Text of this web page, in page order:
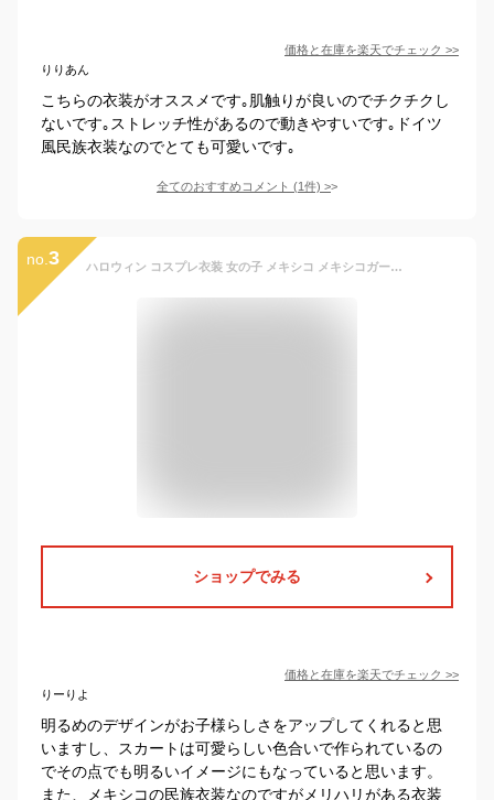
価格と在庫を楽天でチェック >>
りりあん
こちらの衣装がオススメです｡肌触りが良いのでチクチクし
ないです｡ストレッチ性があるので動きやすいです｡ドイツ
風民族衣装なのでとても可愛いです｡
全てのおすすめコメント (1件) >
no. 3 ハロウィン コスプレ衣装 女の子 メキシコ メキシコガール ドレス 民族衣装 コスチューム キッズ マキシワンピース ロング 女の子 おとぎ話 童話 cosplay 宴会 余興 忘年会 園際 文化際 舞台 ダンス衣装 可愛い 踊り子 子供服 子供 ハロウィン仮装 S M L
ショップでみる
価格と在庫を楽天でチェック >>
りーりよ
明るめのデザインがお子様らしさをアップしてくれると思
いますし、スカートは可愛らしい色合いで作られているの
でその点でも明るいイメージにもなっていると思います。
また、メキシコの民族衣装なのですがメリハリがある衣装